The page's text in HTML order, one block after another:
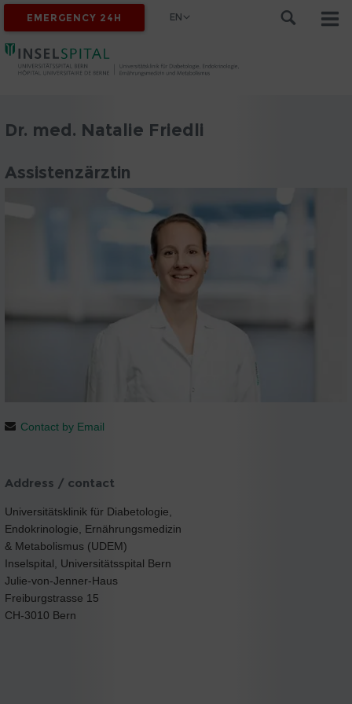
EMERGENCY 24H EN
Dr. med. Natalie Friedli
Assistenzärztin
Contact by Email
Address / contact
Universitätsklinik für Diabetologie,
Endokrinologie, Ernährungsmedizin
& Metabolismus (UDEM)
Inselspital, Universitätsspital Bern
Julie-von-Jenner-Haus
Freiburgstrasse 15
CH-3010 Bern